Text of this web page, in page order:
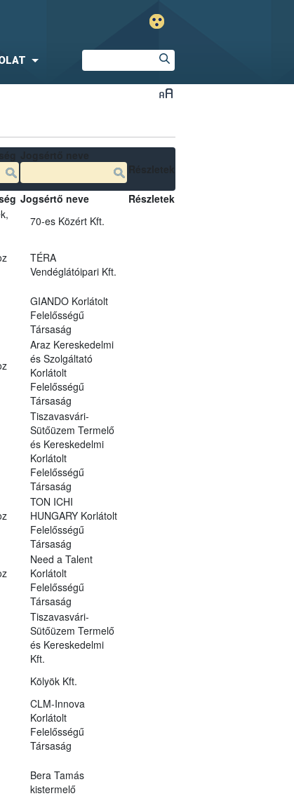
Jogsértő neve
Részletek
70-es Közért Kft.
TÉRA
Vendéglátóipari Kft.
GIANDO Korlátolt
Felelősségű
Társaság
Araz Kereskedelmi
és Szolgáltató
Korlátolt
Felelősségű
Társaság
Tiszavasvári-
Sütőüzem Termelő
és Kereskedelmi
Korlátolt
Felelősségű
Társaság
TON ICHI
HUNGARY Korlátolt
Felelősségű
Társaság
Need a Talent
Korlátolt
Felelősségű
Társaság
Tiszavasvári-
Sütőüzem Termelő
és Kereskedelmi
Kft.
Kölyök Kft.
CLM-Innova
Korlátolt
Felelősségű
Társaság
Bera Tamás
kistermelő